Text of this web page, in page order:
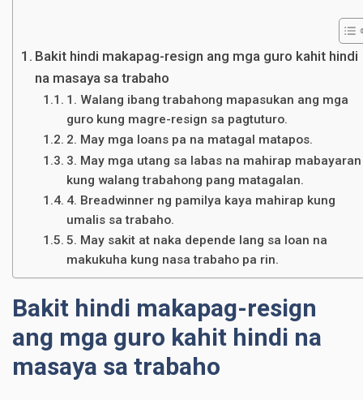
Bakit hindi makapag-resign ang mga guro kahit hindi
na masaya sa trabaho
1. Walang ibang trabahong mapasukan ang mga
guro kung magre-resign sa pagtuturo.
2. May mga loans pa na matagal matapos.
3. May mga utang sa labas na mahirap mabayaran
kung walang trabahong pang matagalan.
4. Breadwinner ng pamilya kaya mahirap kung
umalis sa trabaho.
5. May sakit at naka depende lang sa loan na
makukuha kung nasa trabaho pa rin.
Bakit hindi makapag-resign
ang mga guro kahit hindi na
masaya sa trabaho